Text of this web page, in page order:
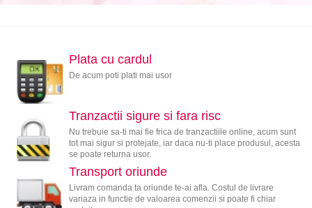
Plata cu cardul
De acum poti plati mai usor
Tranzactii sigure si fara risc
Nu trebuie sa-ti mai fie frica de tranzactiile online, acum sunt
tot mai sigur si protejate, iar daca nu-ti place produsul, acesta
se poate returna usor.
Transport oriunde
Livram comanda ta oriunde te-ai afla. Costul de livrare
variaza in functie de valoarea comenzii si poate fi chiar